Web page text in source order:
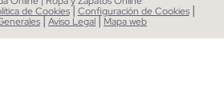
de Cookies| Configuración de Cookies |
|Aviso Legal| Mapa web